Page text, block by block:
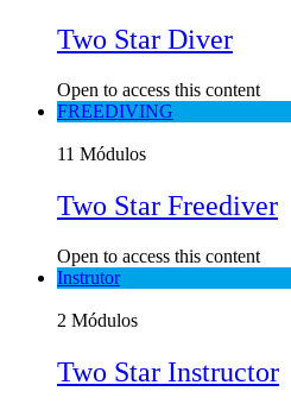
Two Star Diver
Open to access this content
FREEDIVING
11 Módulos
Two Star Freediver
Open to access this content
Instrutor
2 Módulos
Two Star Instructor